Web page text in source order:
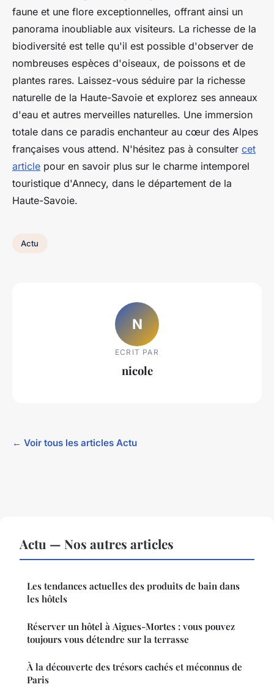
faune et une flore exceptionnelles, offrant ainsi un
panorama inoubliable aux visiteurs. La richesse de la
biodiversité est telle qu'il est possible d'observer de
nombreuses espèces d'oiseaux, de poissons et de
plantes rares. Laissez-vous séduire par la richesse
naturelle de la Haute-Savoie et explorez ses anneaux
d'eau et autres merveilles naturelles. Une immersion
totale dans ce paradis enchanteur au cœur des Alpes
françaises vous attend. N'hésitez pas à consulter cet
article pour en savoir plus sur le charme intemporel
touristique d'Annecy, dans le département de la
Haute-Savoie.
Actu
N
ECRIT PAR
nicole
← Voir tous les articles Actu
Actu — Nos autres articles
Les tendances actuelles des produits de bain dans
les hôtels
Réserver un hôtel à Aigues-Mortes : vous pouvez
toujours vous détendre sur la terrasse
À la découverte des trésors cachés et méconnus de
Paris